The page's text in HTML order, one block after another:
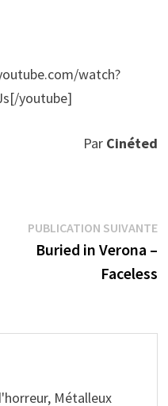
watch?
youtube]
Par Cinéted
:
PUBLICATION SUIVANTE
Buried in Verona –
Faceless
Métalleux